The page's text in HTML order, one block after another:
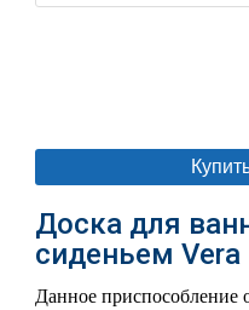
Доска для
сиденьем Vera
Данное приспособление